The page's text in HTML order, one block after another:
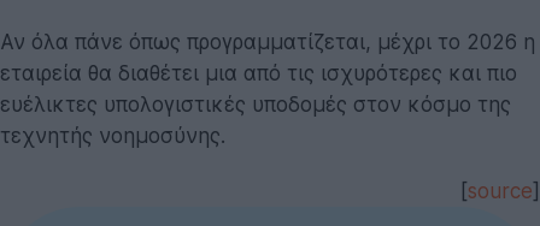
Αν όλα πάνε όπως προγραμματίζεται, μέχρι το 2026 η
εταιρεία θα διαθέτει μια από τις ισχυρότερες και πιο
ευέλικτες υπολογιστικές υποδομές στον κόσμο της
τεχνητής νοημοσύνης.
[source]